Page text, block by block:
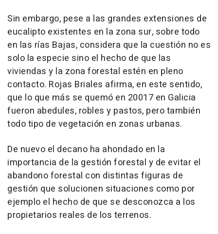
Sin embargo, pese a las grandes extensiones de
eucalipto existentes en la zona sur, sobre todo
en las rías Bajas, considera que la cuestión no es
solo la especie sino el hecho de que las
viviendas y la zona forestal estén en pleno
contacto. Rojas Briales afirma, en este sentido,
que lo que más se quemó en 20017 en Galicia
fueron abedules, robles y pastos, pero también
todo tipo de vegetación en zonas urbanas.
De nuevo el decano ha ahondado en la
importancia de la gestión forestal y de evitar el
abandono forestal con distintas figuras de
gestión que solucionen situaciones como por
ejemplo el hecho de que se desconozca a los
propietarios reales de los terrenos.